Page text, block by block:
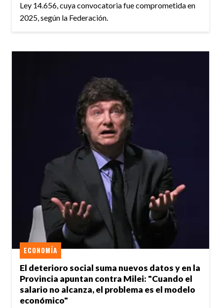
Ley 14.656, cuya convocatoria fue comprometida en
2025, según la Federación.
El deterioro social suma nuevos datos y en la
Provincia apuntan contra Milei: "Cuando el
salario no alcanza, el problema es el modelo
económico"
ECONOMÍA